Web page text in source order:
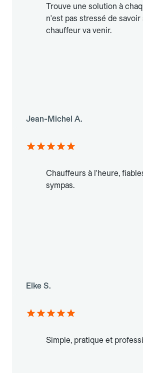
Trouve une solution à
n'est pas stressé de savoir
chauffeur va venir.
Jean-Michel A.
Chauffeurs à l'heure,
sympas.
Elke S.
Simple, pratique et